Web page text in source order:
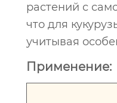
растений с
что для
учитывая
Применение: